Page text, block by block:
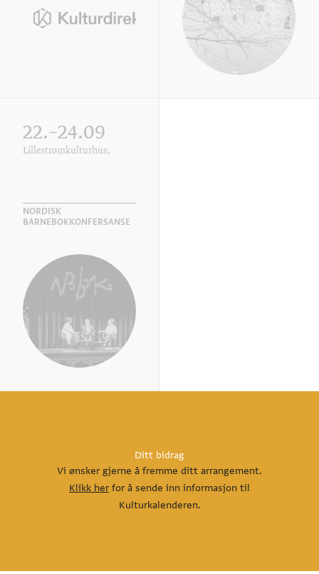
22.–24.09
Lillestrømkulturhus,
NORDISK
BARNEBOKKONFERSANSE
Ditt bidrag
Vi ønsker gjerne å fremme ditt arrangement.
Klikk her for å sende inn informasjon til
Kulturkalenderen.